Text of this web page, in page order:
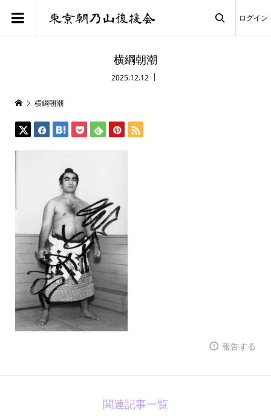
ログイン
横綱朝潮
2025.12.12
横綱朝潮
報告する
関連記事一覧